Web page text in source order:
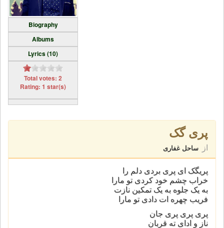
Biography
Albums
Lyrics (10)
Total votes: 2
Rating: 1 star(s)
پری گک
از ساحل غفاری
پریگک ای پری بردی دلم را
خراب چشم خود کردی تو مارا
به یک جلوه به یک تمکین نازت
فریب چهره ات دادی تو مارا
پری پری پری جان
ناز و ادای ته قربان